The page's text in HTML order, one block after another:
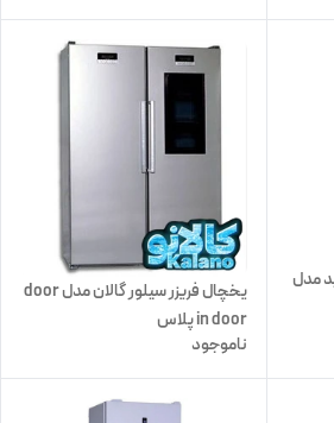
مدل
یخچال فریزر سیلور گالان مدل door
in door پلاس
ناموجود